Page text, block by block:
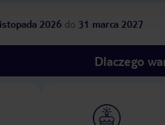
2026 do 31 marca 2027
Dlaczego